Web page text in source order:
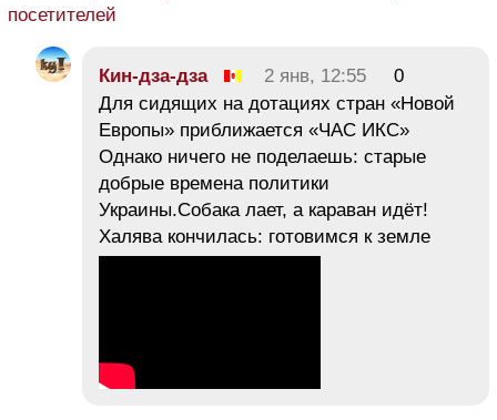
посетителей
Кин-дза-дза 2 янв, 12:55
0
Для сидящих на дотациях стран «Новой
Европы» приближается «ЧАС ИКС»
Однако ничего не поделаешь: старые
добрые времена политики
Украины.Собака лает, а караван идёт!
Халява кончилась: готовимся к земле